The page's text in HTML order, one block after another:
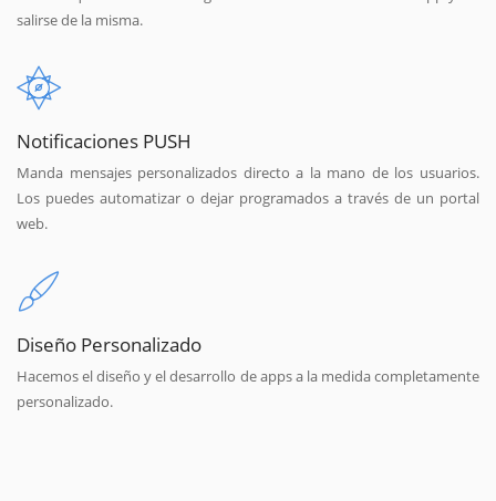
salirse de la misma.
Notificaciones PUSH
Manda mensajes personalizados directo a la mano de los usuarios.
Los puedes automatizar o dejar programados a través de un portal
web.
Diseño Personalizado
Hacemos el diseño y el desarrollo de apps a la medida completamente
personalizado.